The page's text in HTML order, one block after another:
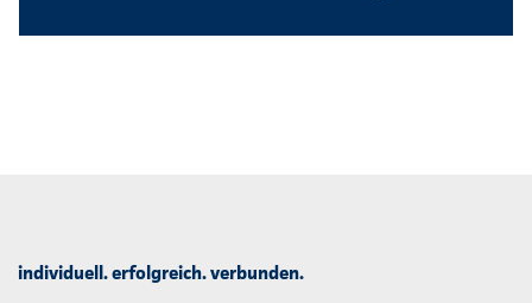
individuell. erfolgreich. verbunden.